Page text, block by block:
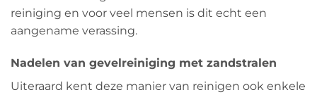
reiniging en voor veel mensen is dit echt een
aangename verassing.
Nadelen van gevelreiniging met zandstralen
Uiteraard kent deze manier van reinigen ook enkele